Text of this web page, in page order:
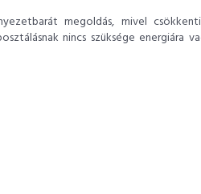
megoldás, mivel
nincs szüksége energiára